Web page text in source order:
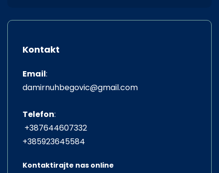
Kontakt
Email:
damirnuhbegovic@gmail.com
Telefon:
+387644607332
+385923645584
Kontaktirajte nas online